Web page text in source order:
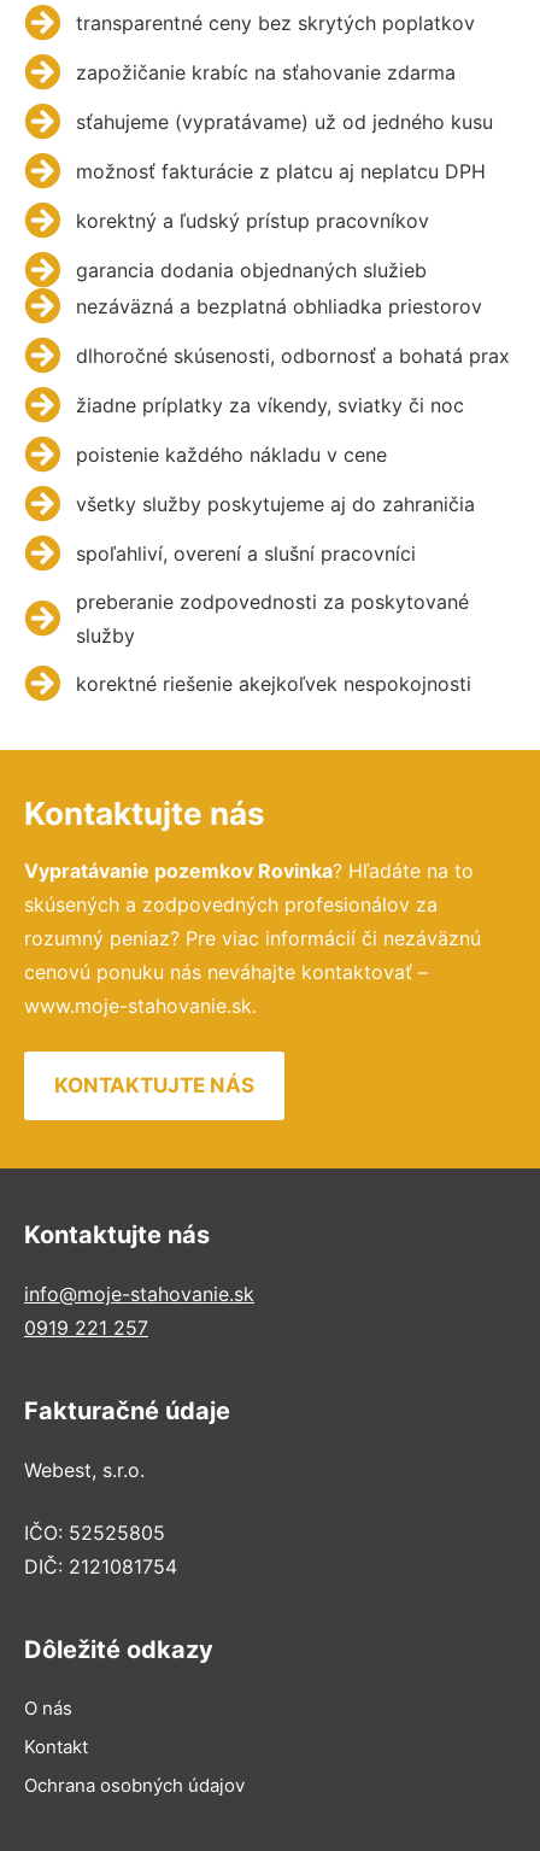
transparentné ceny bez skrytých poplatkov
zapožičanie krabíc na sťahovanie zdarma
sťahujeme (vypratávame) už od jedného kusu
možnosť fakturácie z platcu aj neplatcu DPH
korektný a ľudský prístup pracovníkov
garancia dodania objednaných služieb
nezáväzná a bezplatná obhliadka priestorov
dlhoročné skúsenosti, odbornosť a bohatá prax
žiadne príplatky za víkendy, sviatky či noc
poistenie každého nákladu v cene
všetky služby poskytujeme aj do zahraničia
spoľahliví, overení a slušní pracovníci
preberanie zodpovednosti za poskytované
služby
korektné riešenie akejkoľvek nespokojnosti
Kontaktujte nás
Vypratávanie pozemkov Rovinka? Hľadáte na to
skúsených a zodpovedných profesionálov za
rozumný peniaz? Pre viac informácií či nezáväznú
cenovú ponuku nás neváhajte kontaktovať –
www.moje-stahovanie.sk.
KONTAKTUJTE NÁS
Kontaktujte nás
info@moje-stahovanie.sk
0919 221 257
Fakturačné údaje
Webest, s.r.o.
IČO: 52525805
DIČ: 2121081754
Dôležité odkazy
O nás
Kontakt
Ochrana osobných údajov